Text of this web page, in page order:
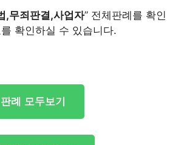
,무죄판결,사업자” 전체판례를 확인
확인하실 수 있습니다.
례 모두보기